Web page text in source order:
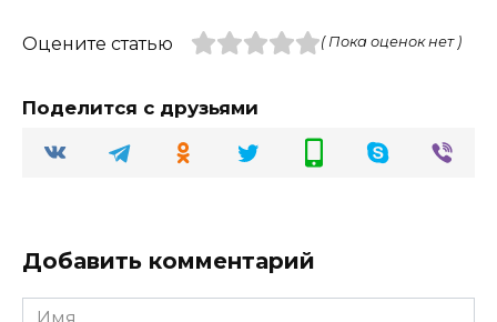
Оцените статью ( Пока оценок нет )
Поделится с друзьями
Добавить комментарий
Имя